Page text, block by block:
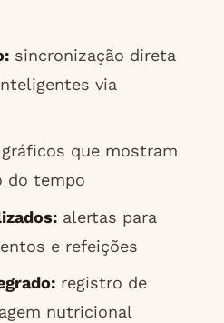
sincronização direta
via
que mostram
do tempo
alertas para
e refeições
registro de
nutricional